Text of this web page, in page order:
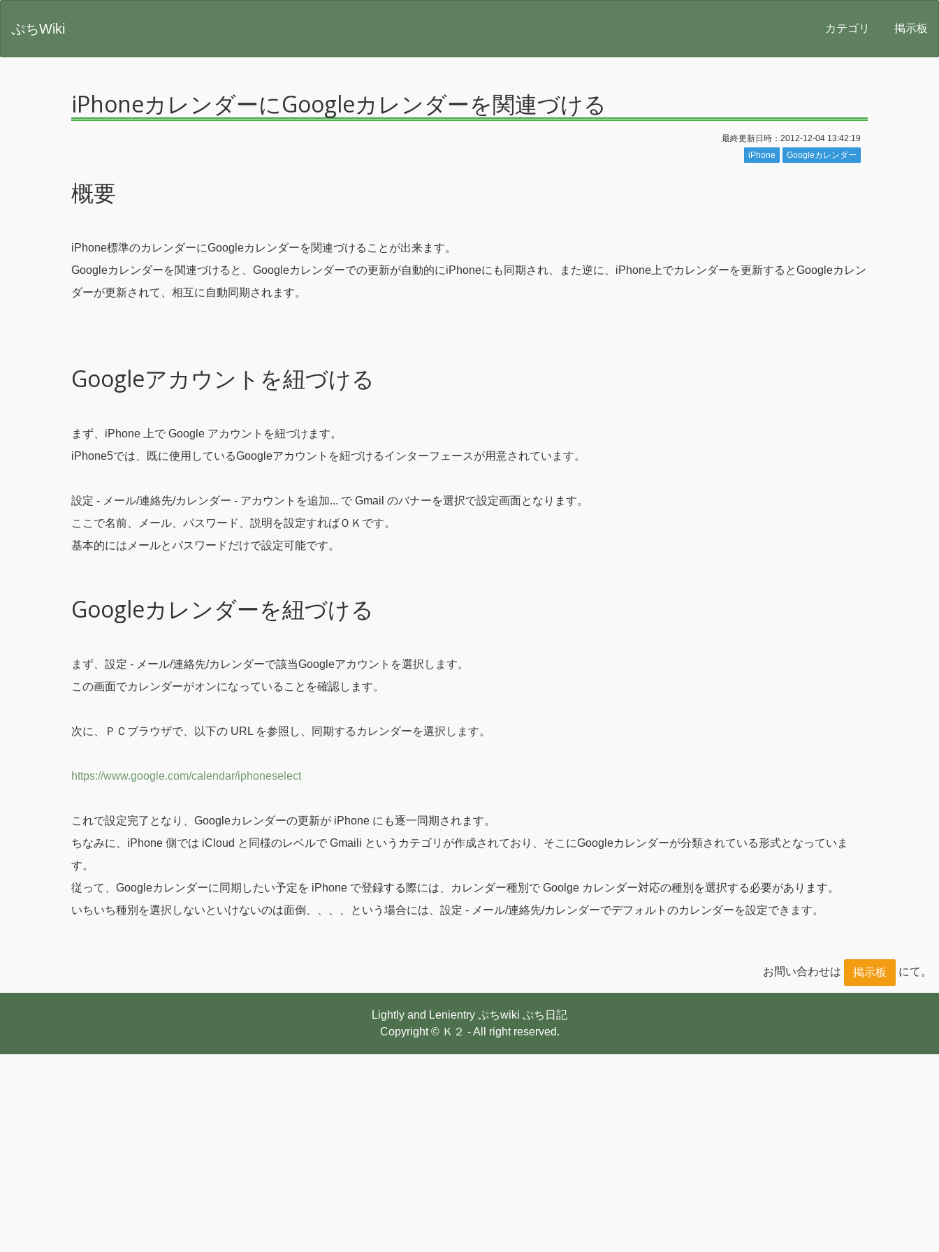
ぷちWiki カテゴリ 掲示板
iPhoneカレンダーにGoogleカレンダーを関連づける
最終更新日時：2012-12-04 13:42:19
iPhone
Googleカレンダー
概要
iPhone標準のカレンダーにGoogleカレンダーを関連づけることが出来ます。
Googleカレンダーを関連づけると、Googleカレンダーでの更新が自動的にiPhoneにも同期され、また逆に、iPhone上でカレンダーを更新するとGoogleカレン
ダーが更新されて、相互に自動同期されます。
Googleアカウントを紐づける
まず、iPhone 上で Google アカウントを紐づけます。
iPhone5では、既に使用しているGoogleアカウントを紐づけるインターフェースが用意されています。
設定 - メール/連絡先/カレンダー - アカウントを追加... で Gmail のバナーを選択で設定画面となります。
ここで名前、メール、パスワード、説明を設定すればＯＫです。
基本的にはメールとパスワードだけで設定可能です。
Googleカレンダーを紐づける
まず、設定 - メール/連絡先/カレンダーで該当Googleアカウントを選択します。
この画面でカレンダーがオンになっていることを確認します。
次に、ＰＣブラウザで、以下の URL を参照し、同期するカレンダーを選択します。
https://www.google.com/calendar/iphoneselect
これで設定完了となり、Googleカレンダーの更新が iPhone にも逐一同期されます。
ちなみに、iPhone 側では iCloud と同様のレベルで Gmaili というカテゴリが作成されており、そこにGoogleカレンダーが分類されている形式となっていま
す。
従って、Googleカレンダーに同期したい予定を iPhone で登録する際には、カレンダー種別で Goolge カレンダー対応の種別を選択する必要があります。
いちいち種別を選択しないといけないのは面倒、、、、という場合には、設定 - メール/連絡先/カレンダーでデフォルトのカレンダーを設定できます。
お問い合わせは 掲示板 にて。
Lightly and Lenientry ぷちwiki ぷち日記
Copyright © Ｋ２ - All right reserved.